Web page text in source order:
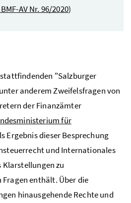
BMF-AV Nr. 96/2020)
"Salzburger
anderem Zweifelsfragen von
der Finanzämter
für
Ergebnis dieser Besprechung
und Internationales
zu
enthält. Über die
hinausgehende Rechte und